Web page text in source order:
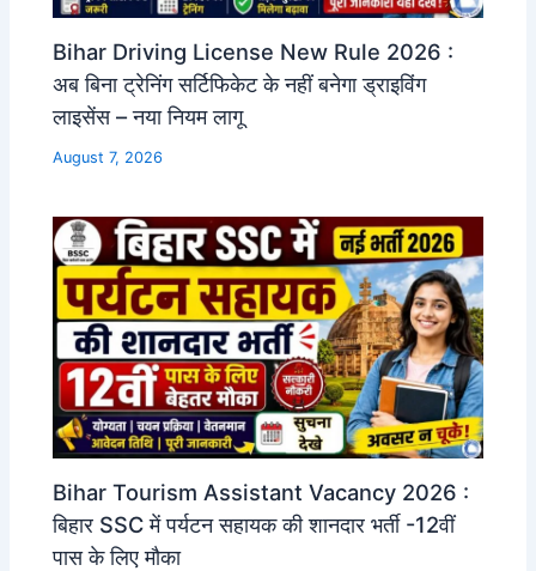
Bihar Driving License New Rule 2026 :
अब बिना ट्रेनिंग सर्टिफिकेट के नहीं बनेगा ड्राइविंग
लाइसेंस – नया नियम लागू
August 7, 2026
Bihar Tourism Assistant Vacancy 2026 :
बिहार SSC में पर्यटन सहायक की शानदार भर्ती -12वीं
पास के लिए मौका